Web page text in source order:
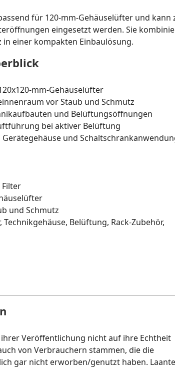
für 120-mm-Gehäuselüfter und kann
eingesetzt werden. Sie
einer kompakten Einbaulösung.
mm-Gehäuselüfter
vor Staub und Schmutz
und Belüftungsöffnungen
bei aktiver Belüftung
und
und Schmutz
Belüftung, Rack-Zubehör,
Veröffentlichung nicht auf ihre Echtheit
von Verbrauchern stammen, die die
gar nicht erworben/genutzt haben.